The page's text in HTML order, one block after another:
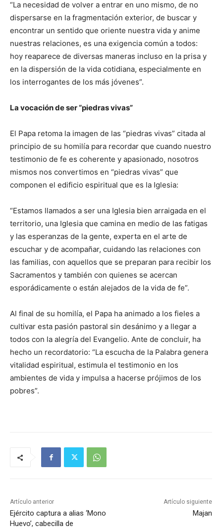
“La necesidad de volver a entrar en uno mismo, de no
dispersarse en la fragmentación exterior, de buscar y
encontrar un sentido que oriente nuestra vida y anime
nuestras relaciones, es una exigencia común a todos:
hoy reaparece de diversas maneras incluso en la prisa y
en la dispersión de la vida cotidiana, especialmente en
los interrogantes de los más jóvenes”.
La vocación de ser “piedras vivas”
El Papa retoma la imagen de las “piedras vivas” citada al
principio de su homilía para recordar que cuando nuestro
testimonio de fe es coherente y apasionado, nosotros
mismos nos convertimos en “piedras vivas” que
componen el edificio espiritual que es la Iglesia:
“Estamos llamados a ser una Iglesia bien arraigada en el
territorio, una Iglesia que camina en medio de las fatigas
y las esperanzas de la gente, experta en el arte de
escuchar y de acompañar, cuidando las relaciones con
las familias, con aquellos que se preparan para recibir los
Sacramentos y también con quienes se acercan
esporádicamente o están alejados de la vida de fe”.
Al final de su homilía, el Papa ha animado a los fieles a
cultivar esta pasión pastoral sin desánimo y a llegar a
todos con la alegría del Evangelio. Ante de concluir, ha
hecho un recordatorio: “La escucha de la Palabra genera
vitalidad espiritual, estimula el testimonio en los
ambientes de vida y impulsa a hacerse prójimos de los
pobres”.
Artículo anterior
Ejército captura a alias ‘Mono
Huevo’, cabecilla de
Artículo siguiente
Majan